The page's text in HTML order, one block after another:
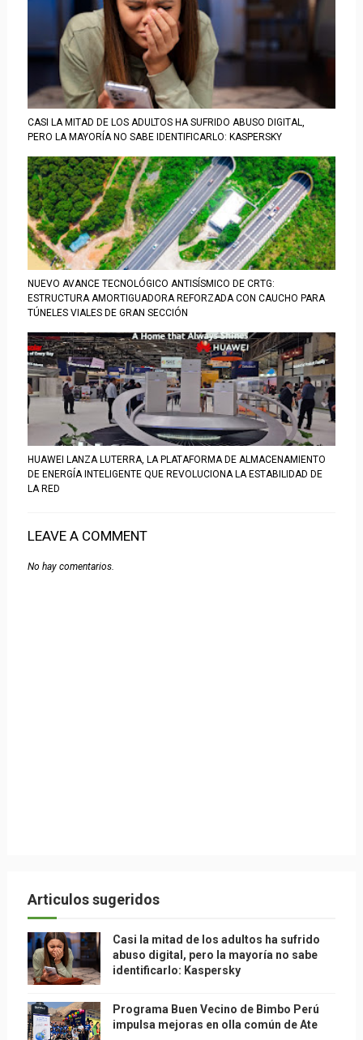
CASI LA MITAD DE LOS ADULTOS HA SUFRIDO ABUSO DIGITAL,
PERO LA MAYORÍA NO SABE IDENTIFICARLO: KASPERSKY
NUEVO AVANCE TECNOLÓGICO ANTISÍSMICO DE CRTG:
ESTRUCTURA AMORTIGUADORA REFORZADA CON CAUCHO PARA
TÚNELES VIALES DE GRAN SECCIÓN
HUAWEI LANZA LUTERRA, LA PLATAFORMA DE ALMACENAMIENTO
DE ENERGÍA INTELIGENTE QUE REVOLUCIONA LA ESTABILIDAD DE
LA RED
LEAVE A COMMENT
No hay comentarios.
Articulos sugeridos
Casi la mitad de los adultos ha sufrido
abuso digital, pero la mayoría no sabe
identificarlo: Kaspersky
Programa Buen Vecino de Bimbo Perú
impulsa mejoras en olla común de Ate